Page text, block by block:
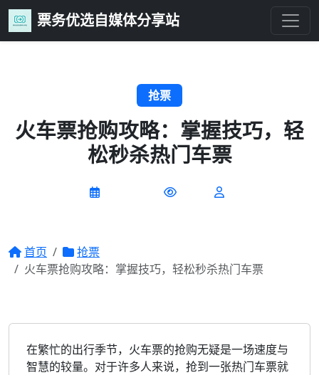
票务优选自媒体分享站
抢票
火车票抢购攻略：掌握技巧，轻
松秒杀热门车票
首页
抢票
火车票抢购攻略：掌握技巧，轻松秒杀热门车票
在繁忙的出行季节，火车票的抢购无疑是一场速度与
智慧的较量。对于许多人来说，抢到一张热门车票就